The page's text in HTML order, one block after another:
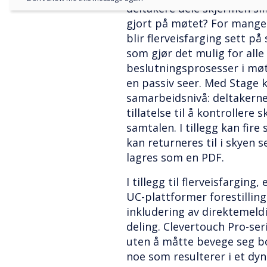
deltakere dele skjermen
gjort på møtet? For
blir flerveisfarging sett på
som gjør det mulig for
beslutningsprosesser i
en passiv seer. Med
samarbeidsnivå:
tillatelse til å kontrollere
samtalen. I tillegg kan fire
kan returneres til i skyen
lagres som en PDF.
I tillegg til flerveisfarging,
UC-plattformer
inkludering av
deling. Clevertouch Pro-
uten å måtte bevege seg
noe som resulterer i et